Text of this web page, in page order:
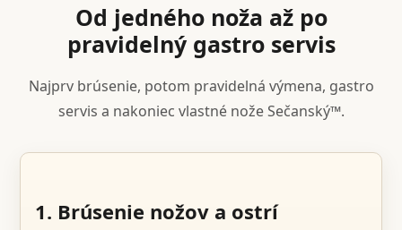
Od jedného noža až po
pravidelný gastro servis
Najprv brúsenie, potom pravidelná výmena, gastro
servis a nakoniec vlastné nože Sečanský™.
1. Brúsenie nožov a ostrí